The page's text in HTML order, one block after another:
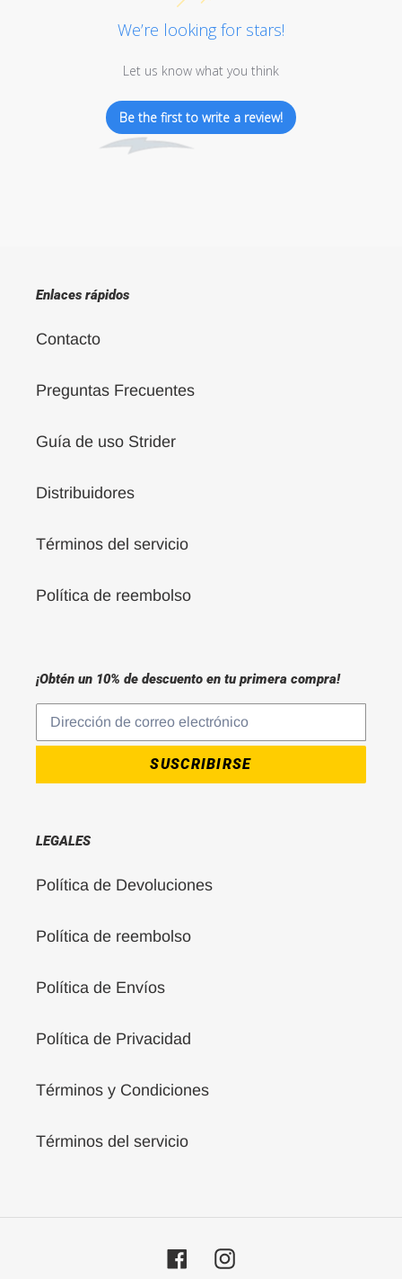
We’re looking for stars!
Let us know what you think
Be the first to write a review!
Enlaces rápidos
Contacto
Preguntas Frecuentes
Guía de uso Strider
Distribuidores
Términos del servicio
Política de reembolso
¡Obtén un 10% de descuento en tu primera compra!
SUSCRIBIRSE
LEGALES
Política de Devoluciones
Política de reembolso
Política de Envíos
Política de Privacidad
Términos y Condiciones
Términos del servicio
FacebookInstagram